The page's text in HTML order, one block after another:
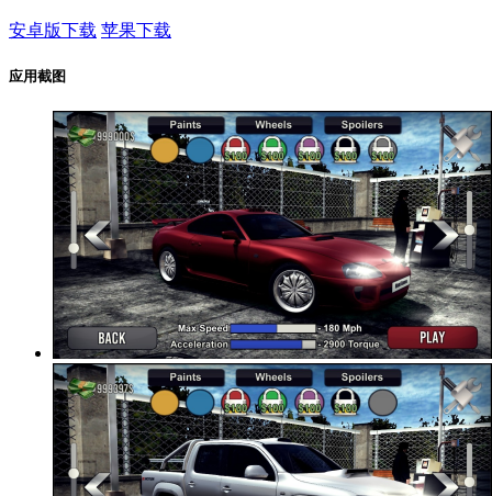
安卓版下载 苹果下载
应用截图